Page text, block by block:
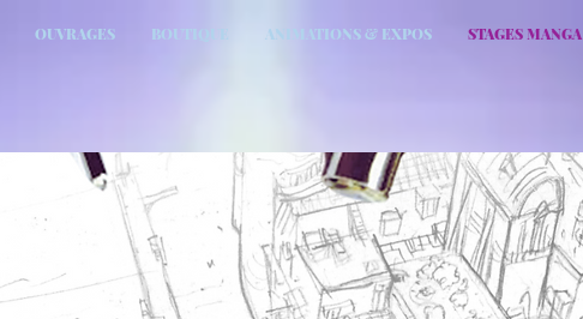
OUVRAGES BOUTIQUE ANIMATIONS & EXPOS STAGES MANGA